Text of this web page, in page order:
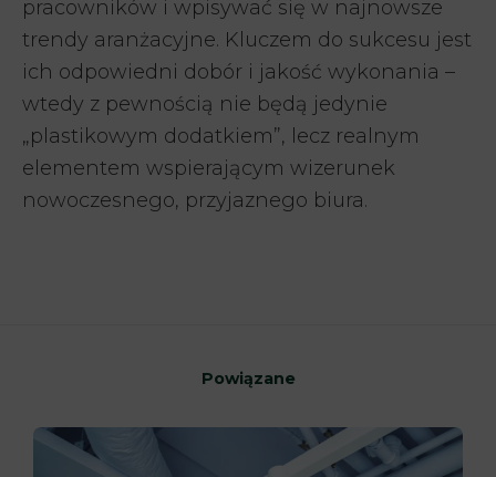
pracowników i wpisywać się w najnowsze
trendy aranżacyjne. Kluczem do sukcesu jest
ich odpowiedni dobór i jakość wykonania –
wtedy z pewnością nie będą jedynie
„plastikowym dodatkiem”, lecz realnym
elementem wspierającym wizerunek
nowoczesnego, przyjaznego biura.
Powiązane